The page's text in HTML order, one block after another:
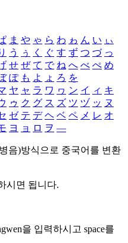
ま や ゃ ら わ ゎ ん い ぃ
う ぅ く ぐ す ず つ づ っ
せ ぜ て で ね へ べ ぺ め
ぽ も よ ょ ろ を
ヤ ャ ラ ワ ヮ ン イ ィ キ
ゥ ク グ ス ズ ツ ヅ ッ ヌ
ゼ テ デ ヘ ベ ペ メ レ オ
ヨ ョ ロ ヲ ―
음)방식으로 중국어를 변환
시면 됩니다.
을 입력하시고 space를